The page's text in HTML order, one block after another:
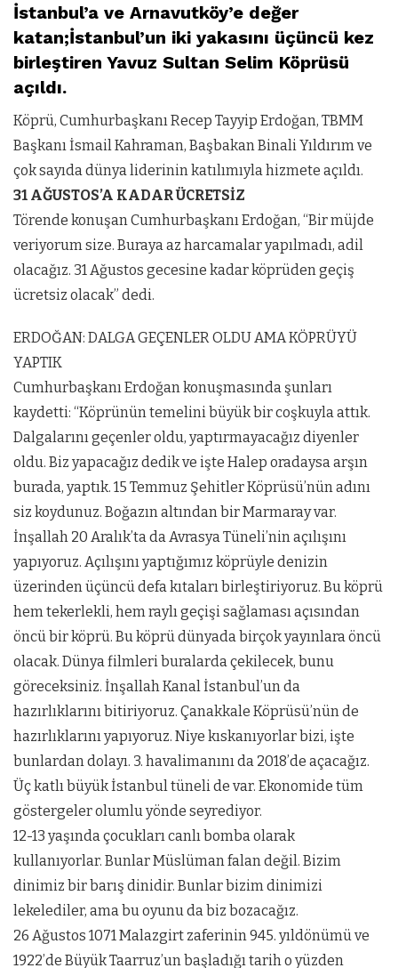
İstanbul’a ve Arnavutköy’e değer
katan;İstanbul’un iki yakasını üçüncü kez
birleştiren Yavuz Sultan Selim Köprüsü
açıldı.
Köprü, Cumhurbaşkanı Recep Tayyip Erdoğan, TBMM
Başkanı İsmail Kahraman, Başbakan Binali Yıldırım ve
çok sayıda dünya liderinin katılımıyla hizmete açıldı.
31 AĞUSTOS’A KADAR ÜCRETSİZ
Törende konuşan Cumhurbaşkanı Erdoğan, “Bir müjde
veriyorum size. Buraya az harcamalar yapılmadı, adil
olacağız. 31 Ağustos gecesine kadar köprüden geçiş
ücretsiz olacak” dedi.
ERDOĞAN: DALGA GEÇENLER OLDU AMA KÖPRÜYÜ
YAPTIK
Cumhurbaşkanı Erdoğan konuşmasında şunları
kaydetti: “Köprünün temelini büyük bir coşkuyla attık.
Dalgalarını geçenler oldu, yaptırmayacağız diyenler
oldu. Biz yapacağız dedik ve işte Halep oradaysa arşın
burada, yaptık. 15 Temmuz Şehitler Köprüsü’nün adını
siz koydunuz. Boğazın altından bir Marmaray var.
İnşallah 20 Aralık’ta da Avrasya Tüneli’nin açılışını
yapıyoruz. Açılışını yaptığımız köprüyle denizin
üzerinden üçüncü defa kıtaları birleştiriyoruz. Bu köprü
hem tekerlekli, hem raylı geçişi sağlaması açısından
öncü bir köprü. Bu köprü dünyada birçok yayınlara öncü
olacak. Dünya filmleri buralarda çekilecek, bunu
göreceksiniz. İnşallah Kanal İstanbul’un da
hazırlıklarını bitiriyoruz. Çanakkale Köprüsü’nün de
hazırlıklarını yapıyoruz. Niye kıskanıyorlar bizi, işte
bunlardan dolayı. 3. havalimanını da 2018’de açacağız.
Üç katlı büyük İstanbul tüneli de var. Ekonomide tüm
göstergeler olumlu yönde seyrediyor.
12-13 yaşında çocukları canlı bomba olarak
kullanıyorlar. Bunlar Müslüman falan değil. Bizim
dinimiz bir barış dinidir. Bunlar bizim dinimizi
lekelediler, ama bu oyunu da biz bozacağız.
26 Ağustos 1071 Malazgirt zaferinin 945. yıldönümü ve
1922’de Büyük Taarruz’un başladığı tarih o yüzden